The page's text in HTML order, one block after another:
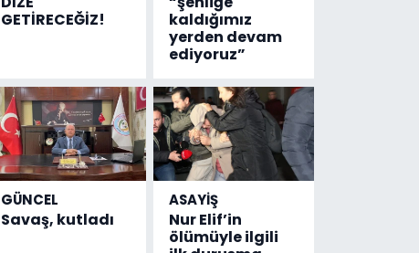
GETİRECEĞİZ!
kaldığımız
yerden devam
ediyoruz”
GÜNCEL
Savaş, kutladı
ASAYİŞ
Nur Elif’in
ölümüyle ilgili